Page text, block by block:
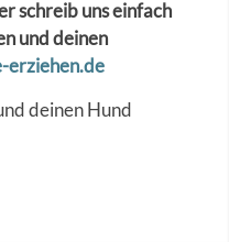
schreib uns einfach
und deinen
erziehen.de
deinen Hund